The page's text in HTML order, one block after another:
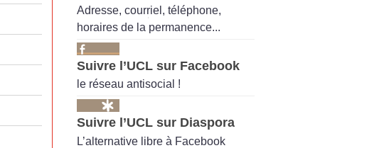
Adresse, courriel, téléphone,
horaires de la permanence...
Suivre l’UCL sur Facebook
le réseau antisocial !
Suivre l’UCL sur Diaspora
L’alternative libre à Facebook